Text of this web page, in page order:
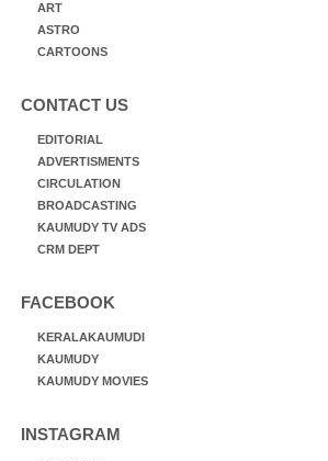
ART
ASTRO
CARTOONS
CONTACT US
EDITORIAL
ADVERTISMENTS
CIRCULATION
BROADCASTING
KAUMUDY TV ADS
CRM DEPT
FACEBOOK
KERALAKAUMUDI
KAUMUDY
KAUMUDY MOVIES
INSTAGRAM